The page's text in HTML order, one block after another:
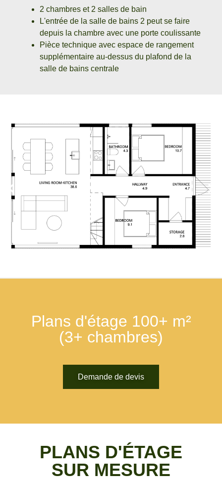
2 chambres et 2 salles de bain
L'entrée de la salle de bains 2 peut se faire
depuis la chambre avec une porte coulissante
Pièce technique avec espace de rangement
supplémentaire au-dessus du plafond de la
salle de bains centrale
Plans d'étage 100+ m²
(3+ chambres)
Demande de devis
PLANS D'ÉTAGE
SUR MESURE